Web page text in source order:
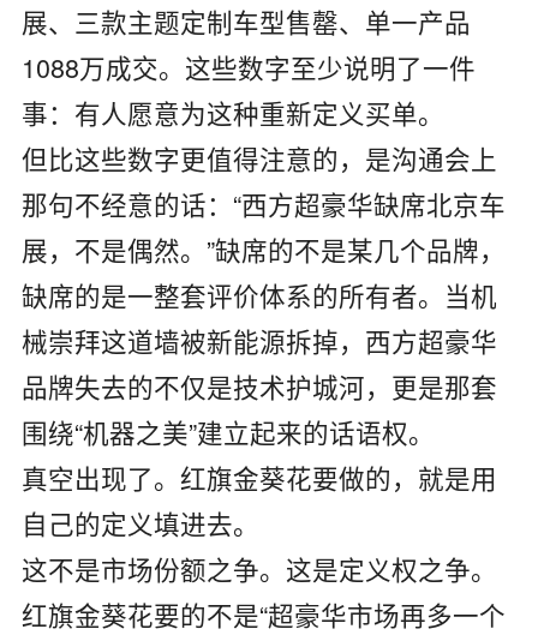
展、三款主题定制车型售罄、单一产品
1088万成交。这些数字至少说明了一件
事：有人愿意为这种重新定义买单。
但比这些数字更值得注意的，是沟通会上
那句不经意的话：“西方超豪华缺席北京车
展，不是偶然。”缺席的不是某几个品牌，
缺席的是一整套评价体系的所有者。当机
械崇拜这道墙被新能源拆掉，西方超豪华
品牌失去的不仅是技术护城河，更是那套
围绕“机器之美”建立起来的话语权。
真空出现了。红旗金葵花要做的，就是用
自己的定义填进去。
这不是市场份额之争。这是定义权之争。
红旗金葵花要的不是“超豪华市场再多一个